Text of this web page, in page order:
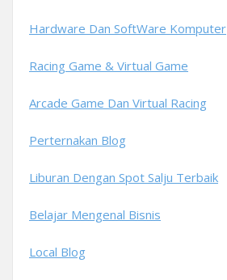
Hardware Dan SoftWare Komputer
Racing Game & Virtual Game
Arcade Game Dan Virtual Racing
Perternakan Blog
Liburan Dengan Spot Salju Terbaik
Belajar Mengenal Bisnis
Local Blog